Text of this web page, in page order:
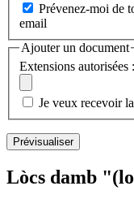
Prévenez-moi de
email
Ajouter un document
Extensions autorisées
Je veux recevoir
Lòcs damb